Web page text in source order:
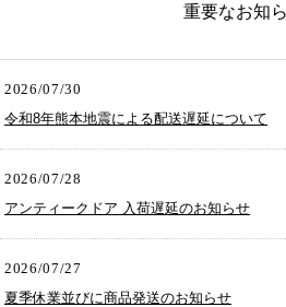
重要なお知
2026/07/30
令和8年熊本地震による配送遅延について
2026/07/28
アンティークドア 入荷遅延のお知らせ
2026/07/27
夏季休業並びに商品発送のお知らせ